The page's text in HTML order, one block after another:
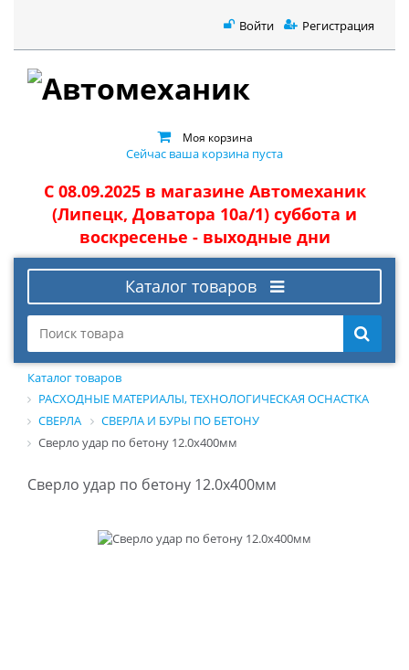
Войти Регистрация
Моя корзина
Сейчас ваша корзина пуста
С 08.09.2025 в магазине Автомеханик
(Липецк, Доватора 10а/1) суббота и
воскресенье - выходные дни
Каталог товаров
Каталог товаров
РАСХОДНЫЕ МАТЕРИАЛЫ, ТЕХНОЛОГИЧЕСКАЯ ОСНАСТКА
СВЕРЛА
СВЕРЛА И БУРЫ ПО БЕТОНУ
Сверло удар по бетону 12.0х400мм
Сверло удар по бетону 12.0х400мм